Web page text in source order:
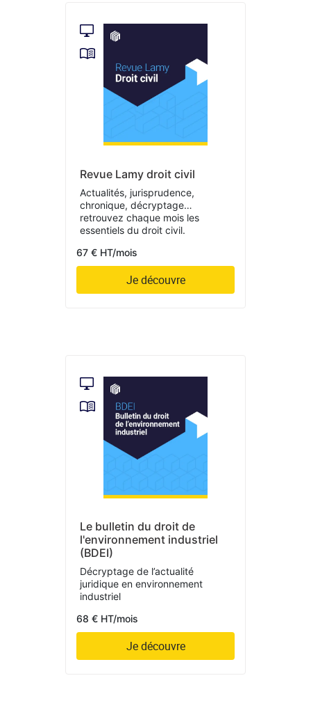
Revue Lamy droit civil
Actualités, jurisprudence,
chronique, décryptage…
retrouvez chaque mois les
essentiels du droit civil.
67 € HT/mois
Je découvre
Le bulletin du droit de
l'environnement industriel
(BDEI)
Décryptage de l’actualité
juridique en environnement
industriel
68 € HT/mois
Je découvre